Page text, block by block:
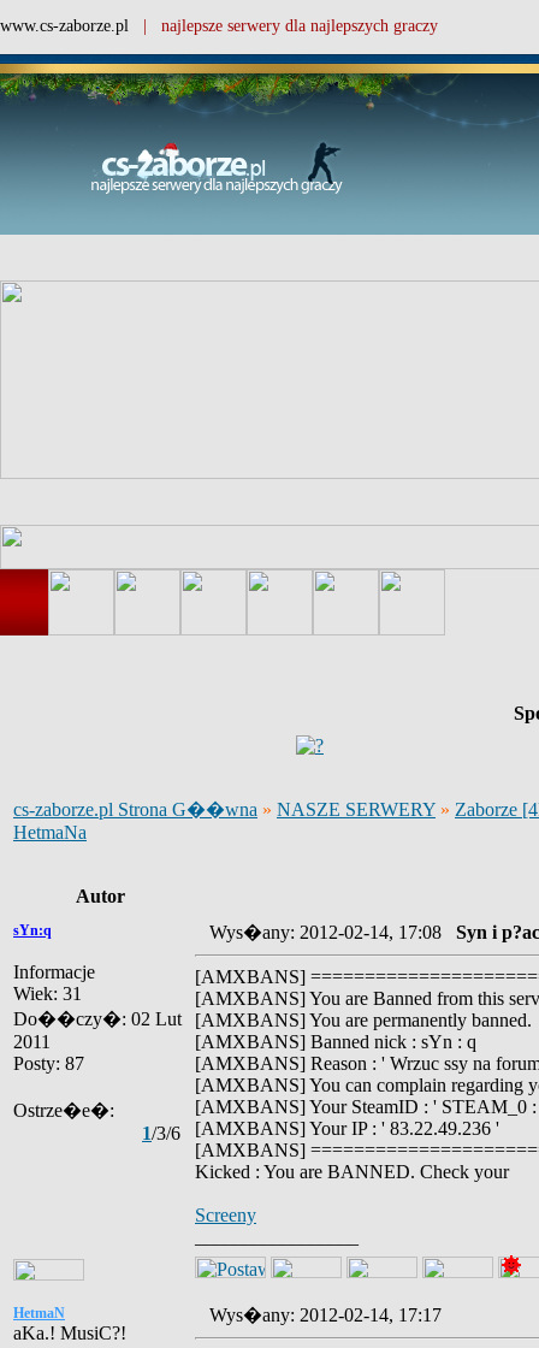
www.cs-zaborze.pl | najlepsze serwery dla najlepszych graczy
cs-zaborze.pl Strona G��wna » NASZE SERWERY » Zaborze
HetmaNa
Autor
sYn:q
Informacje
Wiek: 31
Do��czy�: 02 Lut
2011
Posty: 87
Ostrze�e�:
1/3/6
Wys�any: 2012-02-14, 17:08 Syn i
[AMXBANS]
[AMXBANS] You are Banned from this
[AMXBANS] You are permanently banned.
[AMXBANS] Banned nick : sYn : q
[AMXBANS] Reason : ' Wrzuc ssy na
[AMXBANS] You can complain regarding
[AMXBANS] Your SteamID : ' STEAM_0 :
[AMXBANS] Your IP : ' 83.22.49.236 '
[AMXBANS]
Kicked : You are BANNED. Check your
Screeny
HetmaN
aKa.! MusiC?!
Wys�any: 2012-02-14, 17:17